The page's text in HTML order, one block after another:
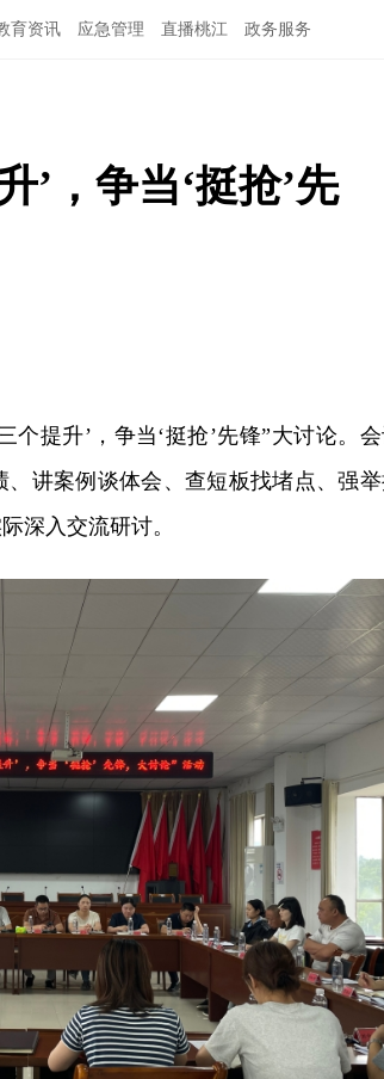
育资讯 应急管理 直播桃江 政务服务
’，争当‘挺抢’先
个提升’，争当‘挺抢’先锋”大讨论。会
讲案例谈体会、查短板找堵点、强
深入交流研讨。